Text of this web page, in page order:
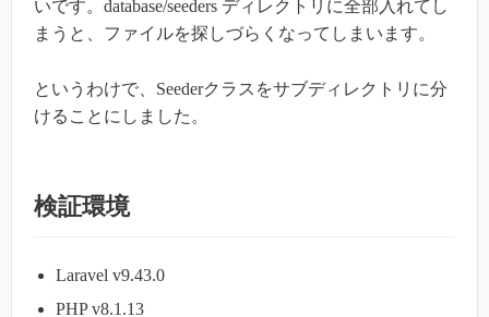
いです。database/seeders ディレクトリに全部入れてし
まうと、ファイルを探しづらくなってしまいます。
というわけで、Seederクラスをサブディレクトリに分
けることにしました。
検証環境
Laravel v9.43.0
PHP v8.1.13